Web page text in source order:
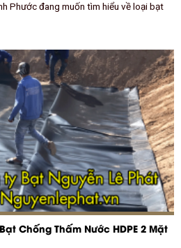
Phước đang muốn tìm hiểu về loại bạt
Chống Thấm Nước HDPE 2 Mặt